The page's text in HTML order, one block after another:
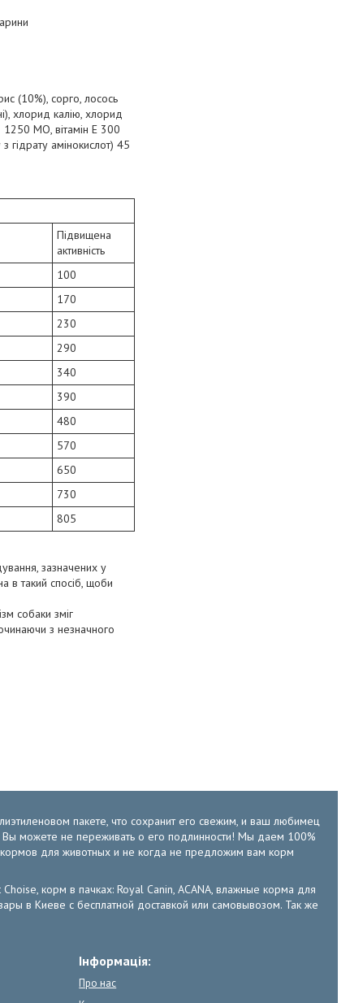
(10%), сорго, лосось
хлорид калію, хлорид
1250 МО, вітамін Е 300
гідрату амінокислот) 45
Підвищена
активність
100
170
230
290
340
390
480
570
650
730
805
зазначених у
в такий спосіб, щоби
собаки зміг
з незначного
пакете, что сохранит его свежим, и ваш любимец
Вы можете не переживать о его подлинности! Мы даем 100%
кормов для животных и не когда не предложим вам корм
корм в пачках: Royal Canin, ACANA, влажные корма для
в Киеве с бесплатной доставкой или самовывозом. Так же
Інформація:
Про нас